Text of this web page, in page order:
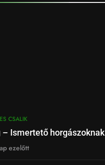
CSALIK
– Ismertető horgászoknak
ezelőtt